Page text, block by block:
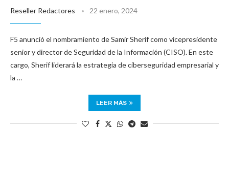
Reseller Redactores 22 enero, 2024
F5 anunció el nombramiento de Samir Sherif como vicepresidente
senior y director de Seguridad de la Información (CISO). En este
cargo, Sherif liderará la estrategia de ciberseguridad empresarial y
la …
LEER MÁS